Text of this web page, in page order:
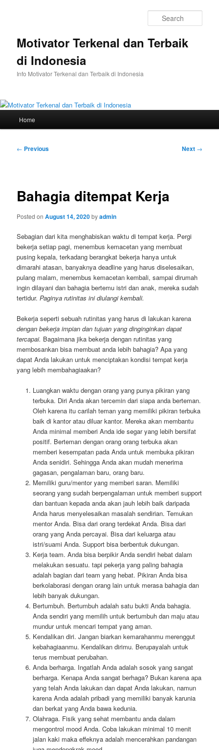
Motivator Terkenal dan Terbaik
di Indonesia
Info Motivator Terkenal dan Terbaik di Indonesia
Home
Post
← Previous Next →
Bahagia ditempat Kerja
Posted onAugust 14, 2020byadmin
Sebagian dari kita menghabiskan waktu di tempat kerja. Pergi
bekerja setiap pagi, menembus kemacetan yang membuat
pusing kepala, terkadang berangkat bekerja hanya untuk
dimarahi atasan, banyaknya deadline yang harus diselesaikan,
pulang malam, menembus kemacetan kembali, sampai dirumah
ingin dilayani dan bahagia bertemu istri dan anak, mereka sudah
tertidur.Paginya rutinitas ini diulangi kembali.
Bekerja seperti sebuah rutinitas yang harus di lakukan karena
dengan bekerja impian dan tujuan yang dinginginkan dapat
tercapai. Bagaimana jika bekerja dengan rutinitas yang
membosankan bisa membuat anda lebih bahagia? Apa yang
dapat Anda lakukan untuk menciptakan kondisi tempat kerja
yang lebih membahagiaakan?
Luangkan waktu dengan orang yang punya pikiran yang
terbuka. Diri Anda akan tercemin dari siapa anda berteman.
Oleh karena itu carilah teman yang memiliki pikiran terbuka
baik di kantor atau diluar kantor. Mereka akan membantu
Anda minimal memberi Anda ide segar yang lebih bersifat
positif. Berteman dengan orang orang terbuka akan
memberi kesempatan pada Anda untuk membuka pikiran
Anda senidiri. Sehingga Anda akan mudah menerima
gagasan, pengalaman baru, orang baru.
Memiliki guru/mentor yang memberi saran. Memiliki
seorang yang sudah berpengalaman untuk memberi support
dan bantuan kepada anda akan jauh lebih baik daripada
Anda harus menyelesaikan masalah sendirian. Temukan
mentor Anda. Bisa dari orang terdekat Anda. Bisa dari
orang yang Anda percayai. Bisa dari keluarga atau
istri/suami Anda. Support bisa berbentuk dukungan.
Kerja team. Anda bisa berpikir Anda sendiri hebat dalam
melakukan sesuatu. tapi pekerja yang paling bahagia
adalah bagian dari team yang hebat. Pikiran Anda bisa
berkolaborasi dengan orang lain untuk merasa bahagia dan
lebih banyak dukungan.
Bertumbuh. Bertumbuh adalah satu bukti Anda bahagia.
Anda sendiri yang memilih untuk bertumbuh dan maju atau
mundur untuk mencari tempat yang aman.
Kendalikan diri. Jangan biarkan kemarahanmu merenggut
kebahagiaanmu. Kendalikan dirimu. Berupayalah untuk
terus membuat perubahan.
Anda berharga. Ingatlah Anda adalah sosok yang sangat
berharga. Kenapa Anda sangat berhaga? Bukan karena apa
yang telah Anda lakukan dan dapat Anda lakukan, namun
karena Anda adalah pribadi yang memiliki banyak karunia
dan berkat yang Anda bawa kedunia.
Olahraga. Fisik yang sehat membantu anda dalam
mengontrol mood Anda. Coba lakukan minimal 10 menit
jalan kaki maka effeknya adalah mencerahkan pandangan